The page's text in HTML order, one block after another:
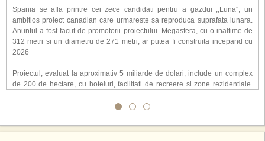
Spania se afla printre cei zece candidati pentru a gazdui ,,Luna'', un
ambitios proiect canadian care urmareste sa reproduca suprafata lunara.
Anuntul a fost facut de promotorii proiectului. Megasfera, cu o inaltime de
312 metri si un diametru de 271 metri, ar putea fi construita incepand cu
2026
Proiectul, evaluat la aproximativ 5 miliarde de dolari, include un complex
de 200 de hectare, cu hoteluri, facilitati de recreere si zone rezidentiale.
atragerea a pana la 10 milioane de turisti anual. �Luna� ar putea deveni
exclusiv simularea suprafetei lunare.